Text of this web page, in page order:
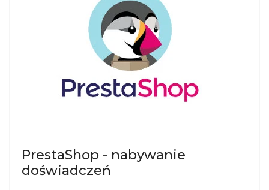
PrestaShop - nabywanie
doświadczeń